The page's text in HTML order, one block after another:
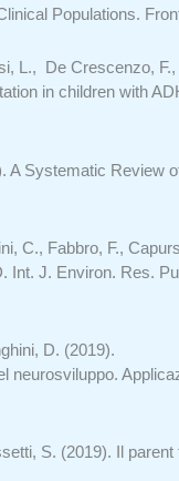
Populations.
L., De Crescenzo,
in children with
A Systematic
C., Fabbro, F.,
Int. J. Environ. Res.
D. (2019).
neurosviluppo.
S. (2019). Il